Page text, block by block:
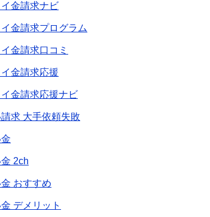
金請求ナビ
金請求プログラム
金請求口コミ
金請求応援
金請求応援ナビ
求 大手依頼失敗
2ch
おすすめ
デメリット